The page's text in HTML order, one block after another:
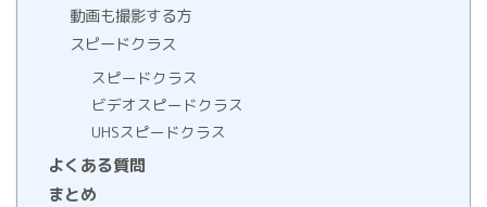
動画も撮影する方
スピードクラス
スピードクラス
ビデオスピードクラス
UHSスピードクラス
よくある質問
まとめ